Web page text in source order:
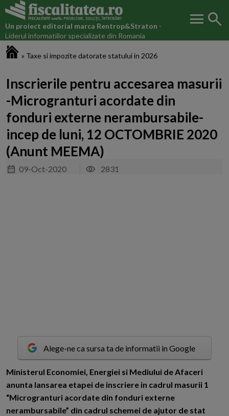
Un proiect editorial marca Rentrop&Straton -
Liderul informatiilor specializate din Romania
menu search
» Taxe si impozite datorate statului in 2026
Inscrierile pentru accesarea masurii
-Microgranturi acordate din
fonduri externe nerambursabile-
incep de luni, 12 OCTOMBRIE 2020
(Anunt MEEMA)
09-Oct-2020 2831
Alege-ne ca sursa ta de informatii in Google
Ministerul Economiei, Energiei si Mediului de Afaceri
anunta lansarea etapei de inscriere in cadrul masurii 1
“Microgranturi acordate din fonduri externe
nerambursabile” din cadrul schemei de ajutor de stat